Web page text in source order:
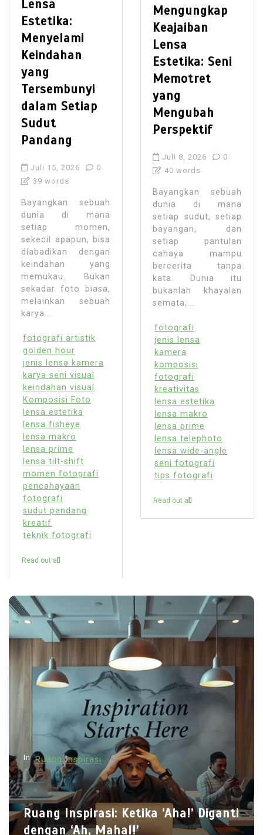
Lensa
Estetika:
Menyelami
Keindahan
yang
Tersembunyi
dalam Setiap
Sudut
Pandang
Juli 15, 2026
0
39 words
Bayangkan sebuah
dunia di mana
setiap momen,
sekecil apapun, bisa
diabadikan dengan
keindahan yang
memukau. Bukan
sekadar foto biasa,
melainkan sebuah
karya...
fotografi artistik
golden hour
jenis lensa kamera
karya seni visual
keindahan visual
Komposisi Foto
lensa estetika
lensa fisheye
lensa makro
lensa prime
lensa tilt-shift
momen fotografi
pencahayaan
fotografi
sudut pandang
kreatif
teknik fotografi
Read out all
Mengungkap
Keajaiban
Lensa
Estetika: Seni
Memotret
yang
Mengubah
Perspektif
Juli 8, 2026
0
40 words
Bayangkan sebuah
dunia di mana
setiap sudut, setiap
bayangan, dan
setiap pantulan
cahaya mampu
bercerita tanpa
kata. Dunia itu
bukanlah khayalan
semata,...
fotografi
jenis lensa
kamera
komposisi
fotografi
kreativitas
lensa estetika
lensa makro
lensa prime
lensa telephoto
lensa wide-angle
seni fotografi
tips fotografi
Read out all
In Ruang Inspirasi
Ruang Inspirasi: Ketika ‘Aha!’ Diganti
dengan ‘Ah, Mahal!’